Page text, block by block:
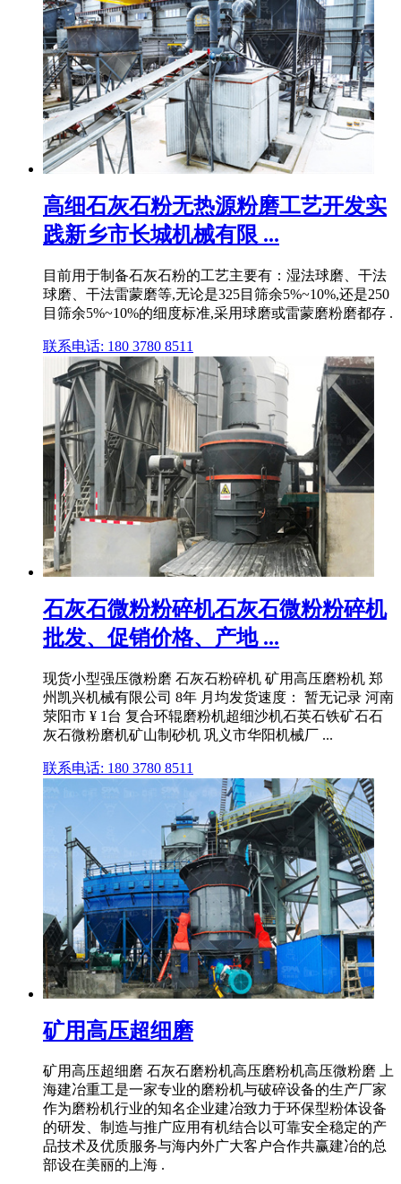
高细石灰石粉无热源粉磨工艺开发实
践新乡市长城机械有限 ...
目前用于制备石灰石粉的工艺主要有：湿法球磨、干法
球磨、干法雷蒙磨等,无论是325目筛余5%~10%,还是250
目筛余5%~10%的细度标准,采用球磨或雷蒙磨粉磨都存 .
联系电话: 180 3780 8511
石灰石微粉粉碎机石灰石微粉粉碎机
批发、促销价格、产地 ...
现货小型强压微粉磨 石灰石粉碎机 矿用高压磨粉机 郑
州凯兴机械有限公司 8年 月均发货速度： 暂无记录 河南
荥阳市 ¥ 1台 复合环辊磨粉机超细沙机石英石铁矿石石
灰石微粉磨机矿山制砂机 巩义市华阳机械厂 ...
联系电话: 180 3780 8511
矿用高压超细磨
矿用高压超细磨 石灰石磨粉机高压磨粉机高压微粉磨 上
海建冶重工是一家专业的磨粉机与破碎设备的生产厂家
作为磨粉机行业的知名企业建冶致力于环保型粉体设备
的研发、制造与推广应用有机结合以可靠安全稳定的产
品技术及优质服务与海内外广大客户合作共赢建冶的总
部设在美丽的上海 .